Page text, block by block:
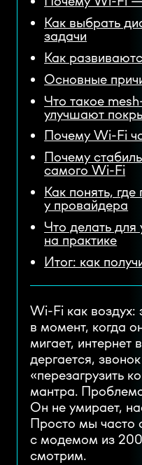
Как выбрать
задачи
Как
Основные
Что такое
улучшают
Почему Wi-Fi
Почему
самого Wi-Fi
Как понять,
у провайдера
Что делать
на практике
Итог: как
Wi-Fi как воздух:
в момент, когда
мигает, интернет
дергается,
«перезагрузить
мантра.
Он не умирает,
Просто мы часто
с модемом из
смотрим.